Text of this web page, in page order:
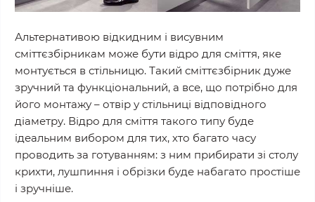
Альтернативою відкидним і висувним
сміттєзбірникам може бути відро для сміття, яке
монтується в стільницю. Такий сміттєзбірник дуже
зручний та функціональний, а все, що потрібно для
його монтажу – отвір у стільниці відповідного
діаметру. Відро для сміття такого типу буде
ідеальним вибором для тих, хто багато часу
проводить за готуванням: з ним прибирати зі столу
крихти, лушпиння і обрізки буде набагато простіше
і зручніше.